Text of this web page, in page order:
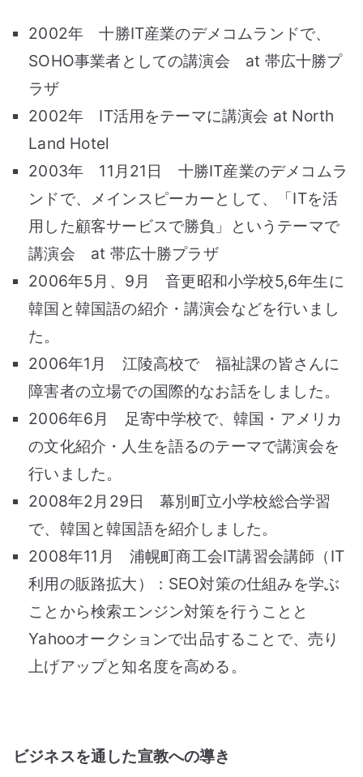
2002年 十勝IT産業のデメコムランドで、
SOHO事業者としての講演会 at 帯広十勝プ
ラザ
2002年 IT活用をテーマに講演会 at North
Land Hotel
2003年 11月21日 十勝IT産業のデメコムラ
ンドで、メインスピーカーとして、「ITを活
用した顧客サービスで勝負」というテーマで
講演会 at 帯広十勝プラザ
2006年5月、9月 音更昭和小学校5,6年生に
韓国と韓国語の紹介・講演会などを行いまし
た。
2006年1月 江陵高校で 福祉課の皆さんに
障害者の立場での国際的なお話をしました。
2006年6月 足寄中学校で、韓国・アメリカ
の文化紹介・人生を語るのテーマで講演会を
行いました。
2008年2月29日 幕別町立小学校総合学習
で、韓国と韓国語を紹介しました。
2008年11月 浦幌町商工会IT講習会講師（IT
利用の販路拡大）：SEO対策の仕組みを学ぶ
ことから検索エンジン対策を行うことと
Yahooオークションで出品することで、売り
上げアップと知名度を高める。
ビジネスを通した宣教への導き